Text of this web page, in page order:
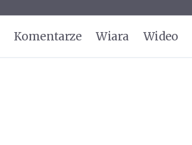
Komentarze Wiara Wideo